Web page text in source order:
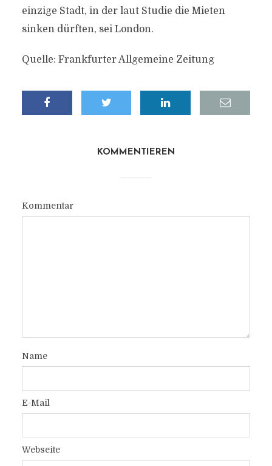
einzige Stadt, in der laut Studie die Mieten
sinken dürften, sei London.
Quelle: Frankfurter Allgemeine Zeitung
KOMMENTIEREN
Kommentar
Name
E-Mail
Webseite